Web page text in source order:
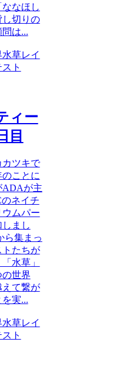
なほし
切りの
は...
草レイ
ト
ィー
目
カツキで
ことに
ADAが主
ネイチ
ウムパー
まし
ら集まっ
トたちが
水草」
の世界
えて繋が
実...
草レイ
ト